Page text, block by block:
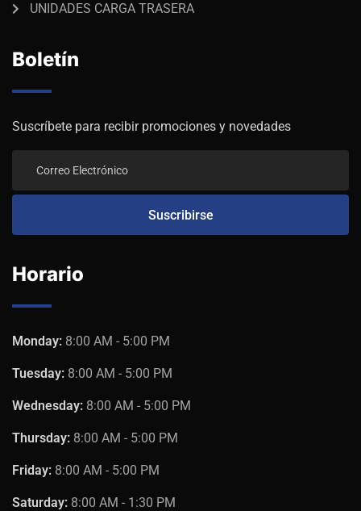
UNIDADES CARGA TRASERA
Boletín
Suscríbete para recibir promociones y novedades
Horario
Monday: 8:00 AM - 5:00 PM
Tuesday: 8:00 AM - 5:00 PM
Wednesday: 8:00 AM - 5:00 PM
Thursday: 8:00 AM - 5:00 PM
Friday: 8:00 AM - 5:00 PM
Saturday: 8:00 AM - 1:30 PM